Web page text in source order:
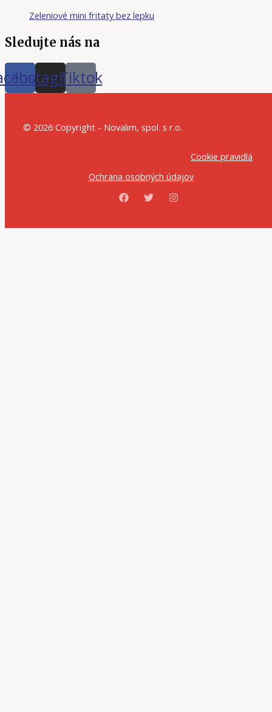
Zeleniové mini fritaty bez lepku
Sledujte nás na
Instagram
Tiktok
© 2026 Copyright - Novalim, spol. s r.o.
Cookie pravidlá
Ochrana osobných údajov